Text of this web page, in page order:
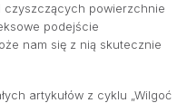
czyszczących powierzchnie
podejście
nam się z nią skutecznie
artykułów z cyklu „Wilgoć